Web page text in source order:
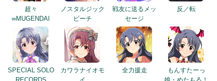
超々
∞MUGENDAI
ノスタルジック
ビーチ
戦友に送るメッ
セージ
反／転
SPECIAL SOLO
カワラナイオモ
全力援走
もんすたーっ